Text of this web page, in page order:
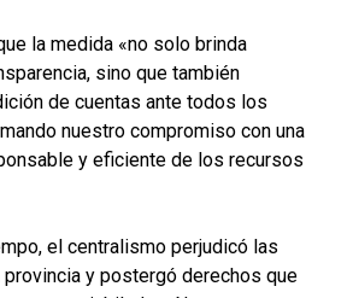
la medida «no solo brinda
sino que también
de cuentas ante todos los
nuestro compromiso con una
y eficiente de los recursos
el centralismo perjudicó las
y postergó derechos que